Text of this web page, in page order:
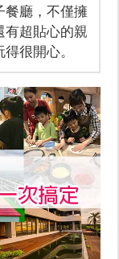
餐廳，不僅擁
有超貼心的親
很開心。